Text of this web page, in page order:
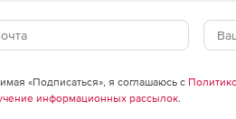
«Подписаться», я соглашаюсь с
информационных рассылок.